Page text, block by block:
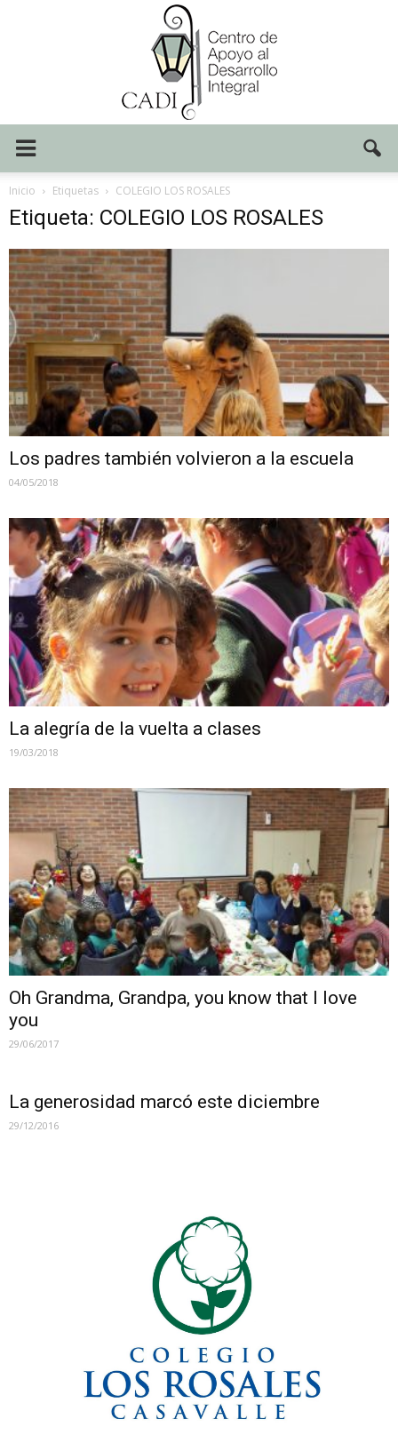
Inicio Etiquetas COLEGIO LOS ROSALES
Etiqueta: COLEGIO LOS ROSALES
Los padres también volvieron a la escuela
04/05/2018
La alegría de la vuelta a clases
19/03/2018
Oh Grandma, Grandpa, you know that I love
you
29/06/2017
La generosidad marcó este diciembre
29/12/2016